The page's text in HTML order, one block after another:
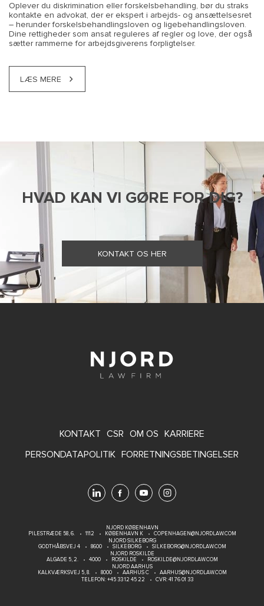
Oplever du diskrimination eller forskelsbehandling, bør du straks
kontakte en advokat, der er ekspert i arbejds- og ansættelsesret
– herunder forskelsbehandlingsloven og ligebehandlingsloven.
Dine rettigheder som ansat reguleres af regler og love, der også
sætter rammerne for arbejdsgiverens forpligtelser.
LÆS MERE
HVAD KAN VI GØRE FOR DIG?
KONTAKT OS HER
FOOTER
MENU
KONTAKT CSR OM OS KARRIERE
PERSONDATAPOLITIK FORRETNINGSBETINGELSER
NJORD KØBENHAVN
PILESTRÆDE 58, 6.
1112 KØBENHAVN K
COPENHAGEN@NJORDLAW.COM
NJORD SILKEBORG
GODTHÅBSVEJ 4
8600 SILKEBORG
SILKEBORG@NJORDLAW.COM
NJORD ROSKILDE
ALGADE 5, 2.
4000 ROSKILDE
ROSKILDE@NJORDLAW.COM
NJORD AARHUS
KALKVÆRKSVEJ 5, 8.
8000 AARHUS C
AARHUS@NJORDLAW.COM
TELEFON:+45 33 12 45 22 CVR: 41 76 01 33